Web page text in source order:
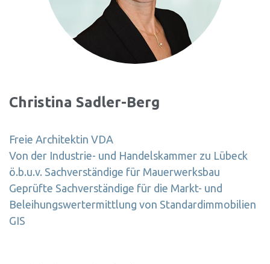
Christina Sadler-Berg
Freie Architektin VDA
Von der Industrie- und Handelskammer zu Lübeck
ö.b.u.v. Sachverständige für Mauerwerksbau
Geprüfte Sachverständige für die Markt- und
Beleihungswertermittlung von Standardimmobilien
GIS